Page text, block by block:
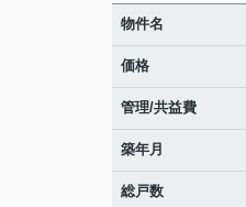
物件名
価格
管理/共益費
築年月
総戸数